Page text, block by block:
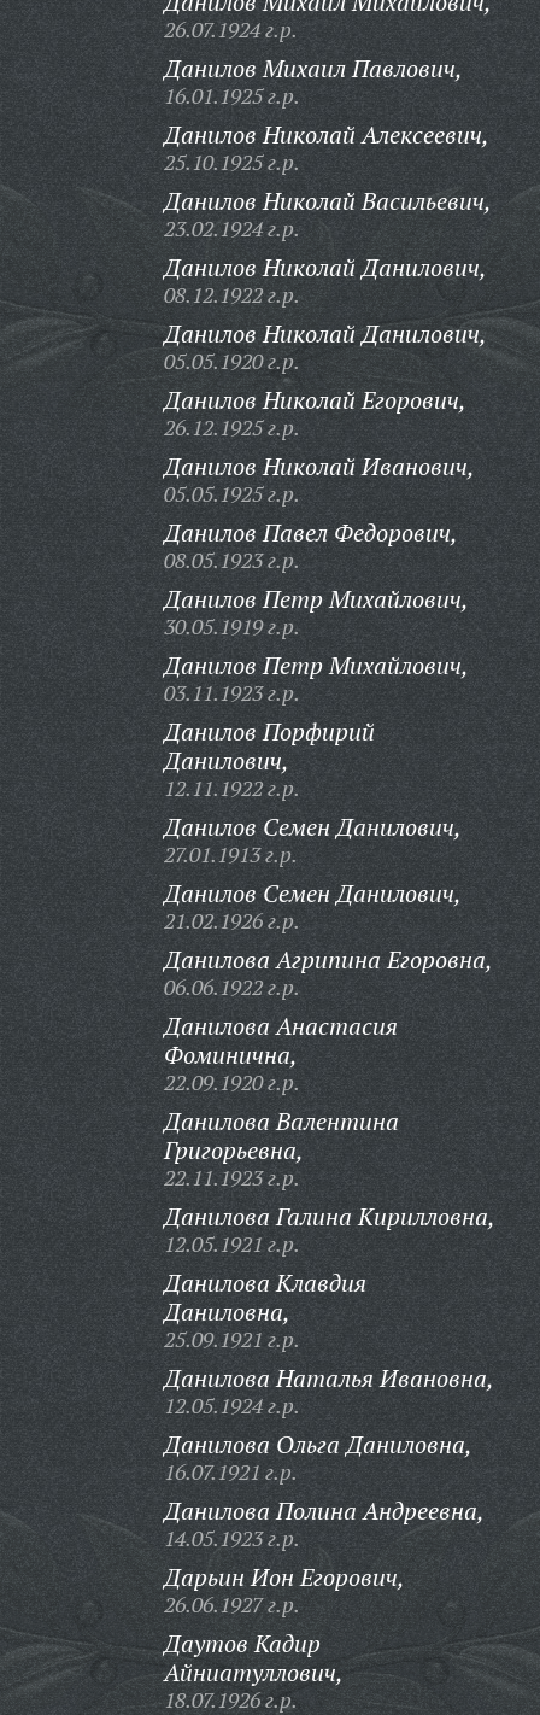
26.07.1924 г.р.
Данилов Михаил Павлович,
16.01.1925 г.р.
Данилов Николай Алексеевич,
25.10.1925 г.р.
Данилов Николай Васильевич,
23.02.1924 г.р.
Данилов Николай Данилович,
08.12.1922 г.р.
Данилов Николай Данилович,
05.05.1920 г.р.
Данилов Николай Егорович,
26.12.1925 г.р.
Данилов Николай Иванович,
05.05.1925 г.р.
Данилов Павел Федорович,
08.05.1923 г.р.
Данилов Петр Михайлович,
30.05.1919 г.р.
Данилов Петр Михайлович,
03.11.1923 г.р.
Данилов Порфирий
Данилович,
12.11.1922 г.р.
Данилов Семен Данилович,
27.01.1913 г.р.
Данилов Семен Данилович,
21.02.1926 г.р.
Данилова Агрипина Егоровна,
06.06.1922 г.р.
Данилова Анастасия
Фоминична,
22.09.1920 г.р.
Данилова Валентина
Григорьевна,
22.11.1923 г.р.
Данилова Галина Кирилловна,
12.05.1921 г.р.
Данилова Клавдия
Даниловна,
25.09.1921 г.р.
Данилова Наталья Ивановна,
12.05.1924 г.р.
Данилова Ольга Даниловна,
16.07.1921 г.р.
Данилова Полина Андреевна,
14.05.1923 г.р.
Дарьин Ион Егорович,
26.06.1927 г.р.
Даутов Кадир
Айниатуллович,
18.07.1926 г.р.